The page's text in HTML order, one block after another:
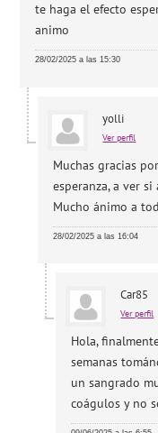
te haga el efecto
animo
28/02/2025 a las 15:30
yolli
Ver perfil
Muchas gracias
esperanza, a ver
Mucho ánimo a
28/02/2025 a las 16:04
Car85
Ver perfil
Hola,
semanas
un sangrado
coágulos y no